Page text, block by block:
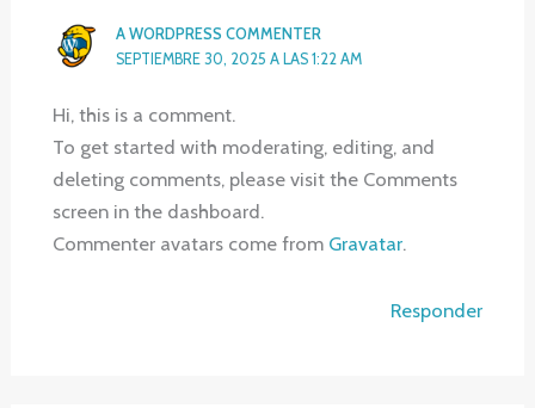
A WORDPRESS COMMENTER
SEPTIEMBRE 30, 2025 A LAS 1:22 AM
Hi, this is a comment.
To get started with moderating, editing, and
deleting comments, please visit the Comments
screen in the dashboard.
Commenter avatars come from Gravatar.
Responder